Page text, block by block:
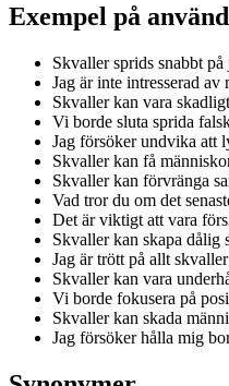
Exempel på
Skvaller sprids snabbt på
Jag är inte intresserad av
Skvaller kan vara
Vi borde sluta sprida
Jag försöker undvika att
Skvaller kan få
Skvaller kan förvränga
Vad tror du om det
Det är viktigt att vara
Skvaller kan skapa dålig
Jag är trött på allt
Skvaller kan vara
Vi borde fokusera på
Skvaller kan skada
Jag försöker hålla mig